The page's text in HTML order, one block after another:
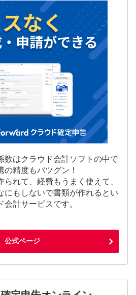
数はクラウド会計ソフトの中で
の精度もバツグン！
れて、経費もうまく使えて、
にもしないで書類が作れるとい
会計サービスです。
公式ページ